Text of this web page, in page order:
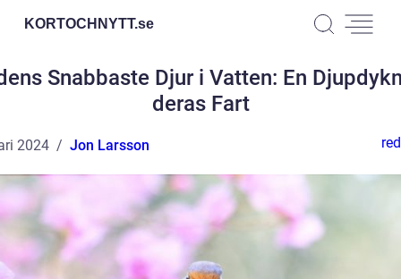
KORTOCHNYTT.se
Snabbaste Djur i Vatten: En
deras Fart
2024 Jon Larsson